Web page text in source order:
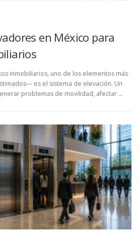
en México para
inmobiliarios, uno de los elementos más
es el sistema de elevación. Un
problemas de movilidad, afectar …